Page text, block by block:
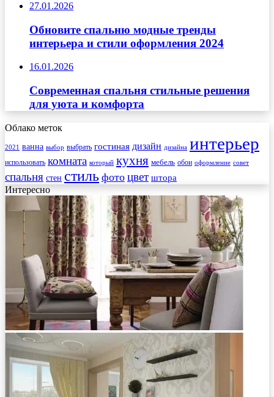
27.01.2026
Обновите спальню модные тренды
интерьера и стили оформления 2024
16.01.2026
Современная спальня стильные решения
для уюта и комфорта
Облако меток
2021 ванна выбор выбрать гостиная дизайн дизайна интерьер
использовать комната который кухня мебель обои оформление совет
спальня стен стиль фото цвет штора
Интересно